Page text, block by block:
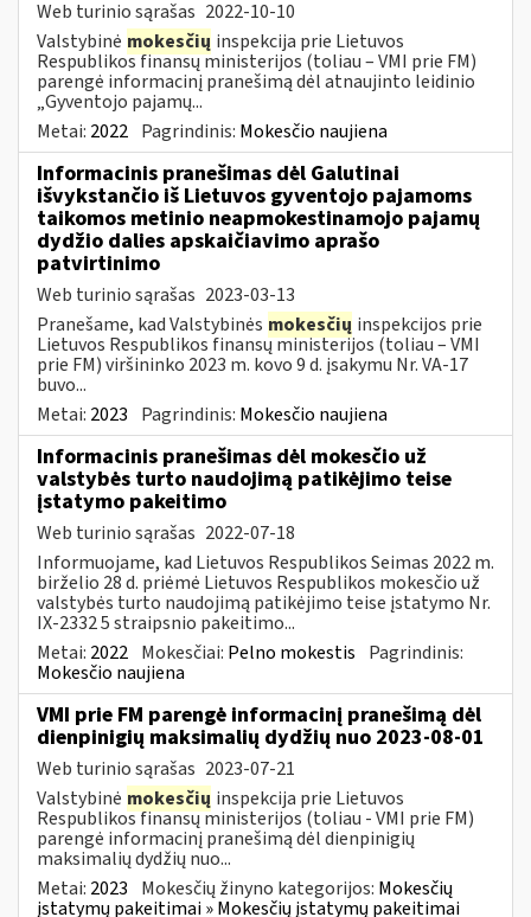
Web turinio sąrašas 2022-10-10
Valstybinė mokesčių inspekcija prie Lietuvos
Respublikos finansų ministerijos (toliau – VMI prie FM)
parengė informacinį pranešimą dėl atnaujinto leidinio
„Gyventojo pajamų...
Metai: 2022 Pagrindinis: Mokesčio naujiena
Informacinis pranešimas dėl Galutinai
išvykstančio iš Lietuvos gyventojo pajamoms
taikomos metinio neapmokestinamojo pajamų
dydžio dalies apskaičiavimo aprašo
patvirtinimo
Web turinio sąrašas 2023-03-13
Pranešame, kad Valstybinės mokesčių inspekcijos prie
Lietuvos Respublikos finansų ministerijos (toliau – VMI
prie FM) viršininko 2023 m. kovo 9 d. įsakymu Nr. VA-17
buvo...
Metai: 2023 Pagrindinis: Mokesčio naujiena
Informacinis pranešimas dėl mokesčio už
valstybės turto naudojimą patikėjimo teise
įstatymo pakeitimo
Web turinio sąrašas 2022-07-18
Informuojame, kad Lietuvos Respublikos Seimas 2022 m.
birželio 28 d. priėmė Lietuvos Respublikos mokesčio už
valstybės turto naudojimą patikėjimo teise įstatymo Nr.
IX-2332 5 straipsnio pakeitimo...
Metai: 2022 Mokesčiai: Pelno mokestis Pagrindinis:
Mokesčio naujiena
VMI prie FM parengė informacinį pranešimą dėl
dienpinigių maksimalių dydžių nuo 2023-08-01
Web turinio sąrašas 2023-07-21
Valstybinė mokesčių inspekcija prie Lietuvos
Respublikos finansų ministerijos (toliau - VMI prie FM)
parengė informacinį pranešimą dėl dienpinigių
maksimalių dydžių nuo...
Metai: 2023 Mokesčių žinyno kategorijos: Mokesčių
įstatymų pakeitimai » Mokesčių įstatymų pakeitimai